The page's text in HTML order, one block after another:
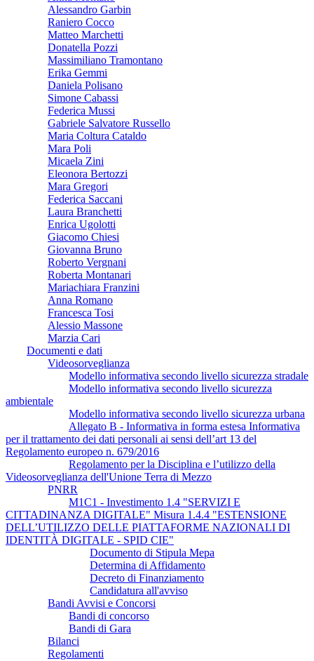
Alessandro Garbin
Raniero Cocco
Matteo Marchetti
Donatella Pozzi
Massimiliano Tramontano
Erika Gemmi
Daniela Polisano
Simone Cabassi
Federica Mussi
Gabriele Salvatore Russello
Maria Coltura Cataldo
Mara Poli
Micaela Zini
Eleonora Bertozzi
Mara Gregori
Federica Saccani
Laura Branchetti
Enrica Ugolotti
Giacomo Chiesi
Giovanna Bruno
Roberto Vergnani
Roberta Montanari
Mariachiara Franzini
Anna Romano
Francesca Tosi
Alessio Massone
Marzia Cari
Documenti e dati
Videosorveglianza
Modello informativa secondo livello sicurezza stradale
Modello informativa secondo livello sicurezza
ambientale
Modello informativa secondo livello sicurezza urbana
Allegato B - Informativa in forma estesa Informativa
per il trattamento dei dati personali ai sensi dell’art 13 del
Regolamento europeo n. 679/2016
Regolamento per la Disciplina e l’utilizzo della
Videosorveglianza dell'Unione Terra di Mezzo
PNRR
M1C1 - Investimento 1.4 "SERVIZI E
CITTADINANZA DIGITALE" Misura 1.4.4 "ESTENSIONE
DELL’UTILIZZO DELLE PIATTAFORME NAZIONALI DI
IDENTITÀ DIGITALE - SPID CIE"
Documento di Stipula Mepa
Determina di Affidamento
Decreto di Finanziamento
Candidatura all'avviso
Bandi Avvisi e Concorsi
Bandi di concorso
Bandi di Gara
Bilanci
Regolamenti